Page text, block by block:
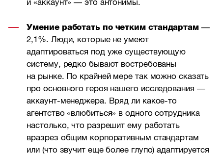
и «аккаунт» — это антонимы.
Умение работать по четким стандартам —
2,1%. Люди, которые не умеют
адаптироваться под уже существующую
систему, редко бывают востребованы
на рынке. По крайней мере так можно сказать
про основного героя нашего исследования —
аккаунт-менеджера. Вряд ли какое-то
агентство «влюбиться» в одного сотрудника
настолько, что разрешит ему работать
вразрез общим корпоративным стандартам
или (что звучит еще более глупо) адаптируется